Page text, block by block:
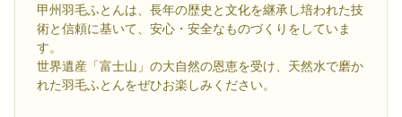
甲州羽毛ふとんは、長年の歴史と文化を継承し培われた技
術と信頼に基いて、安心・安全なものづくりをしていま
す。
世界遺産「富士山」の大自然の恩恵を受け、天然水で磨か
れた羽毛ふとんをぜひお楽しみください。